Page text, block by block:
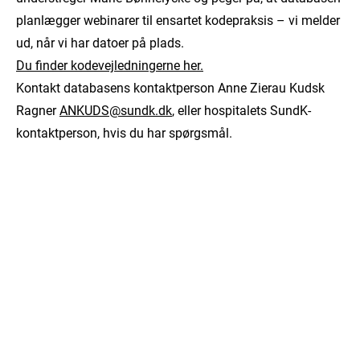
planlægger webinarer til ensartet kodepraksis – vi melder
ud, når vi har datoer på plads.
Du finder kodevejledningerne her.
Kontakt databasens kontaktperson Anne Zierau Kudsk
RagnerANKUDS@sundk.dk, eller hospitalets SundK-
kontaktperson, hvis du har spørgsmål.